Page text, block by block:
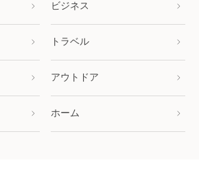
ビジネス
トラベル
アウトドア
ホーム